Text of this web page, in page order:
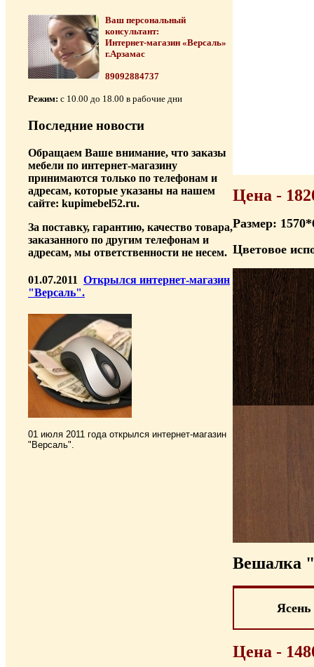
Ваш персональный
консультант:
Интернет-магазин «Версаль»
г.Арзамас
89092884737
Режим: с 10.00 до 18.00 в рабочие дни
Последние новости
Обращаем Ваше внимание, что заказы
мебели по интернет-магазину
принимаются только по телефонам и
адресам, которые указаны на нашем
сайте: kupimebel52.ru.
За поставку, гарантию, качество товара,
заказанного по другим телефонам и
адресам, мы ответственности не несем.
01.07.2011 Открылся интернет-магазин
"Версаль".
01 июля 2011 года открылся интернет-магазин
"Версаль".
Цена -
Размер:
Цветовое
Вешалка
Цена -